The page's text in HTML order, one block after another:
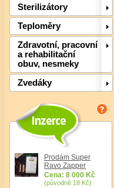
Sterilizátory
Teploměry
Zdravotní, pracovní
a rehabilitační
obuv, nesmeky
Zvedáky
Prodám Super
Ravo Zapper
Cena: 8 000 Kč
(původně 18 Kč)